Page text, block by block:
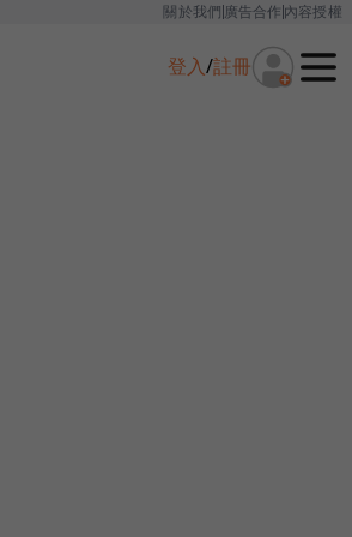
關於我們廣告合作內容授權
登入/註冊